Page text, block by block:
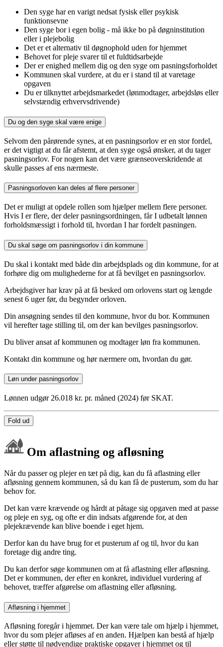
Den syge har en varigt nedsat fysisk eller psykisk
funktionsevne
Den syge bor i egen bolig - må ikke bo på døgninstitution
eller i plejebolig
Det er et alternativ til døgnophold uden for hjemmet
Behovet for pleje svarer til et fuldtidsarbejde
Der er enighed mellem dig og den syge om pasningsforholdet
Kommunen skal vurdere, at du er i stand til at varetage
opgaven
Du er tilknyttet arbejdsmarkedet (lønmodtager, arbejdsløs eller
selvstændig erhvervsdrivende)
Du og den syge skal være enige
Selvom den pårørende synes, at en pasningsorlov er en stor fordel,
er det vigtigt at du får afstemt, at den syge også ønsker, at du tager
pasningsorlov. For nogen kan det være grænseoverskridende at
skulle passes af ens nærmeste.
Pasningsorloven kan deles af flere personer
Det er muligt at opdele rollen som hjælper mellem flere personer.
Hvis I er flere, der deler pasningsordningen, får I udbetalt lønnen
forholdsmæssigt i forhold til, hvordan I har fordelt pasningen.
Du skal søge om pasningsorlov i din kommune
Du skal i kontakt med både din arbejdsplads og din kommune, for at
forhøre dig om mulighederne for at få bevilget en pasningsorlov.
Arbejdsgiver har krav på at få besked om orlovens start og længde
senest 6 uger før, du begynder orloven.
Din ansøgning sendes til den kommune, hvor du bor. Kommunen
vil herefter tage stilling til, om der kan bevilges pasningsorlov.
Du bliver ansat af kommunen og modtager løn fra kommunen.
Kontakt din kommune og hør nærmere om, hvordan du gør.
Løn under pasningsorlov
Lønnen udgør 26.018 kr. pr. måned (2024) før SKAT.
Fold ud
Om aflastning og afløsning
Når du passer og plejer en tæt på dig, kan du få aflastning eller
afløsning gennem kommunen, så du kan få de pusterum, som du har
behov for.
Det kan være krævende og hårdt at påtage sig opgaven med at passe
og pleje en syg, og ofte er din indsats afgørende for, at den
plejekrævende kan blive boende i eget hjem.
Derfor kan du have brug for et pusterum af og til, hvor du kan
foretage dig andre ting.
Du kan derfor søge kommunen om at få aflastning eller afløsning.
Det er kommunen, der efter en konkret, individuel vurdering af
behovet, træffer afgørelse om aflastning eller afløsning.
Afløsning i hjemmet
Afløsning foregår i hjemmet. Der kan være tale om hjælp i hjemmet,
hvor du som plejer afløses af en anden. Hjælpen kan bestå af hjælp
eller støtte til nødvendige praktiske opgaver i hjemmet og til